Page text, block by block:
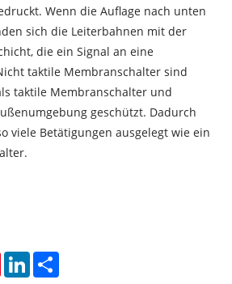
Wenn die Auflage nach unten
sich die Leiterbahnen mit der
die ein Signal an eine
taktile Membranschalter sind
taktile Membranschalter und
geschützt. Dadurch
viele Betätigungen ausgelegt wie ein
PinterestLinkedIn